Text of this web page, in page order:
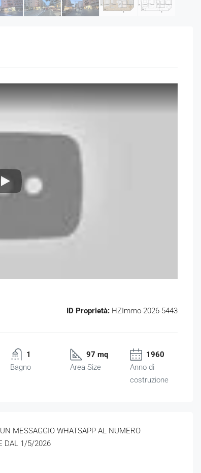
ID Proprietà: HZImmo-2026-5443
1
Bagno
97 mq
Area Size
1960
Anno di
costruzione
MESSAGGIO WHATSAPP AL NUMERO
DAL 1/5/2026